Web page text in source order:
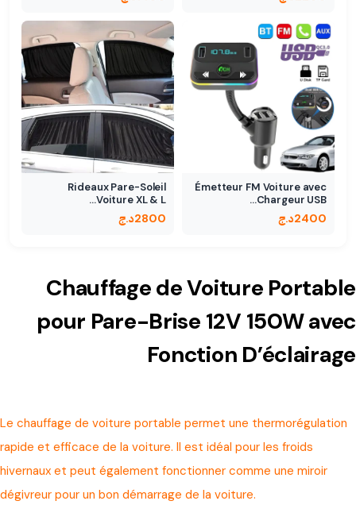
Émetteur FM Voiture avec
Chargeur USB…
2400د.ج
Rideaux Pare-Soleil
Voiture XL & L…
2800د.ج
Chauffage de Voiture Portable
pour Pare-Brise 12V 150W avec
Fonction D’éclairage
Le chauffage de voiture portable permet une thermorégulation
rapide et efficace de la voiture. Il est idéal pour les froids
hivernaux et peut également fonctionner comme une miroir
dégivreur pour un bon démarrage de la voiture.